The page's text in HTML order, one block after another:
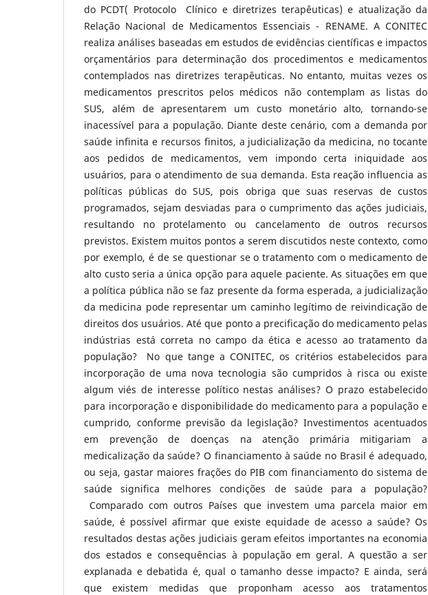
do PCDT( Protocolo Clínico e diretrizes terapêuticas) e atualização da
Relação Nacional de Medicamentos Essenciais - RENAME. A CONITEC
realiza análises baseadas em estudos de evidências científicas e impactos
orçamentários para determinação dos procedimentos e medicamentos
contemplados nas diretrizes terapêuticas. No entanto, muitas vezes os
medicamentos prescritos pelos médicos não contemplam as listas do
SUS, além de apresentarem um custo monetário alto, tornando-se
inacessível para a população. Diante deste cenário, com a demanda por
saúde infinita e recursos finitos, a judicialização da medicina, no tocante
aos pedidos de medicamentos, vem impondo certa iniquidade aos
usuários, para o atendimento de sua demanda. Esta reação influencia as
políticas públicas do SUS, pois obriga que suas reservas de custos
programados, sejam desviadas para o cumprimento das ações judiciais,
resultando no protelamento ou cancelamento de outros recursos
previstos. Existem muitos pontos a serem discutidos neste contexto, como
por exemplo, é de se questionar se o tratamento com o medicamento de
alto custo seria a única opção para aquele paciente. As situações em que
a política pública não se faz presente da forma esperada, a judicialização
da medicina pode representar um caminho legítimo de reivindicação de
direitos dos usuários. Até que ponto a precificação do medicamento pelas
indústrias está correta no campo da ética e acesso ao tratamento da
população? No que tange a CONITEC, os critérios estabelecidos para
incorporação de uma nova tecnologia são cumpridos à risca ou existe
algum viés de interesse político nestas análises? O prazo estabelecido
para incorporação e disponibilidade do medicamento para a população e
cumprido, conforme previsão da legislação? Investimentos acentuados
em prevenção de doenças na atenção primária mitigariam a
medicalização da saúde? O financiamento à saúde no Brasil é adequado,
ou seja, gastar maiores frações do PIB com financiamento do sistema de
saúde significa melhores condições de saúde para a população?
Comparado com outros Países que investem uma parcela maior em
saúde, é possível afirmar que existe equidade de acesso a saúde? Os
resultados destas ações judiciais geram efeitos importantes na economia
dos estados e consequências à população em geral. A questão a ser
explanada e debatida é, qual o tamanho desse impacto? E ainda, será
que existem medidas que proponham acesso aos tratamentos